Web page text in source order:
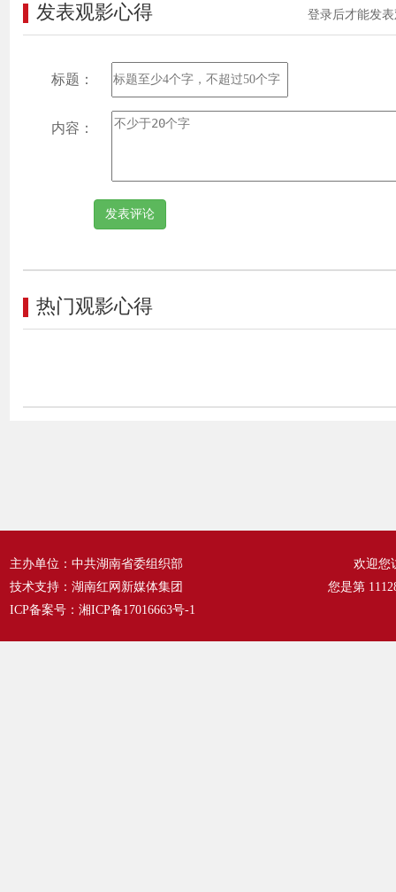
登录后才能发
发表观影心得
标题：
内容：
热门观影心得
主办单位：中共湖南省委组织部
技术支持：湖南红网新媒体集团
ICP备案号： 湘ICP备17016663号-1
欢迎您
您是第